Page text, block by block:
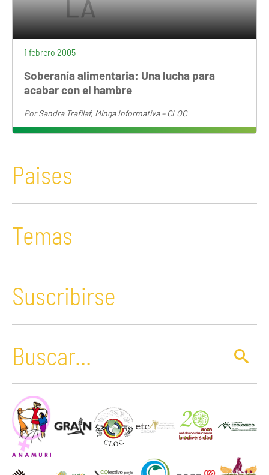
1 febrero 2005
Soberanía alimentaria: Una lucha para
acabar con el hambre
PorSandra Trafilaf, Minga Informativa – CLOC
Paises
Temas
Suscribirse